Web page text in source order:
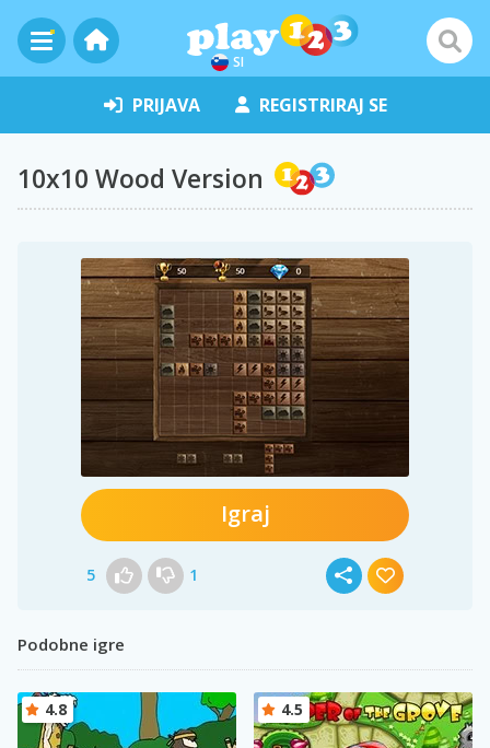
SI
PRIJAVA REGISTRIRAJ SE
10x10 Wood Version
Igraj
5 1
Podobne igre
4.8 4.5